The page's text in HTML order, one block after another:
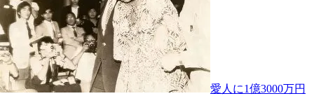
愛人に1億3000万円